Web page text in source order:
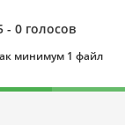
- 0 голосов
минимум 1 файл